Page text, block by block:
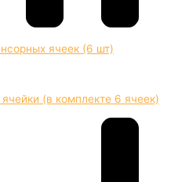
(в комплекте 6 ячеек)